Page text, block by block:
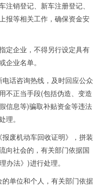
销登记、新车注册登记、
报等相关工作，确保资金安
企业，不得另行设定具有
企业名单。
话咨询热线，及时回应公众
不正当手段(包括伪造、变造
信息等)骗取补贴资金等违法
理。
废机动车回收证明》，拼装
向社会的，有关部门依据国
办法》)进行处理。
单位和个人，有关部门依据